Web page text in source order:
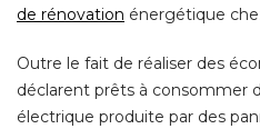
de rénovation énergétique
Outre le fait de réaliser des
déclarent prêts à consommer
électrique produite par des